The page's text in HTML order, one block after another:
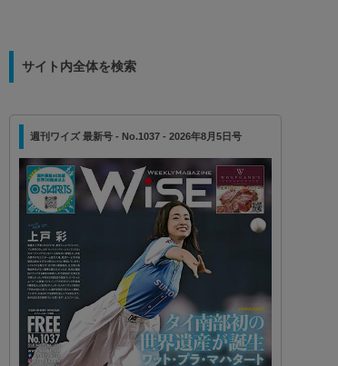
サイト内全体を検索
週刊ワイズ 最新号 - No.1037 - 2026年8月5日号